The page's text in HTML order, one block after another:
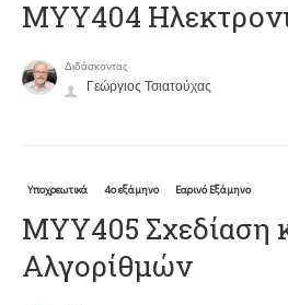
ΜΥΥ404
Διδάσκοντας
Γεώργιος Τσιατούχας
Υποχρεωτικά 4ο εξάμηνο Εαρινό Εξάμηνο
ΜΥΥ405 Σχεδίαση
Αλγορίθμών